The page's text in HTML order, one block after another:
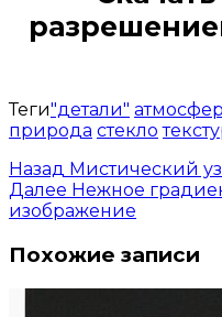
Теги"детали"
природа стекло
Назад Мистический
Далее Нежное
изображение
Похожие записи